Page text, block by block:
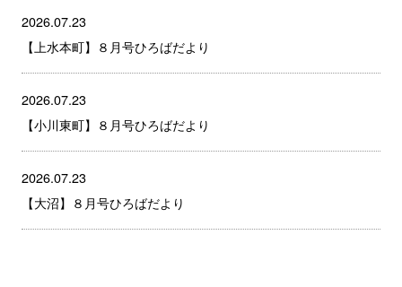
2026.07.23
【上水本町】８月号ひろばだより
2026.07.23
【小川東町】８月号ひろばだより
2026.07.23
【大沼】８月号ひろばだより